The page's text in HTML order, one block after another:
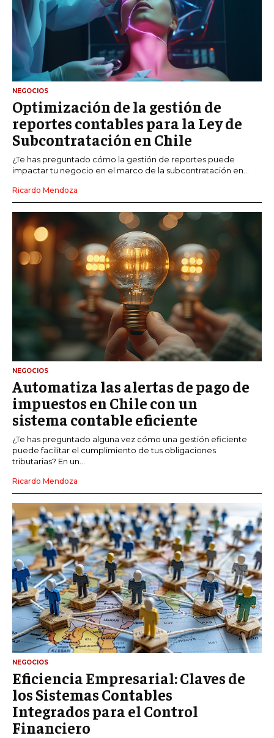
NEGOCIOS
Optimización de la gestión de
reportes contables para la Ley de
Subcontratación en Chile
¿Te has preguntado cómo la gestión de reportes puede
impactar tu negocio en el marco de la subcontratación en...
Ricardo Mendoza
NEGOCIOS
Automatiza las alertas de pago de
impuestos en Chile con un
sistema contable eficiente
¿Te has preguntado alguna vez cómo una gestión eficiente
puede facilitar el cumplimiento de tus obligaciones
tributarias? En un...
Ricardo Mendoza
NEGOCIOS
Eficiencia Empresarial: Claves de
los Sistemas Contables
Integrados para el Control
Financiero